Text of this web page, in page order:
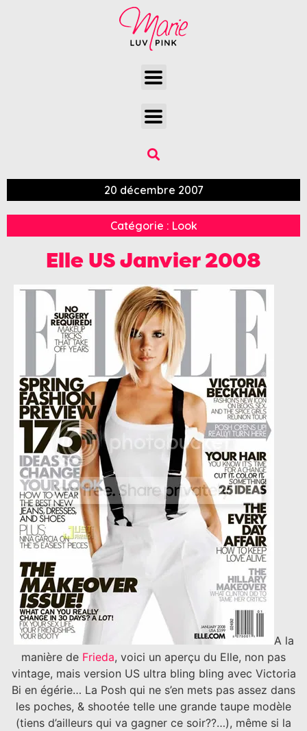
20 décembre 2007
Catégorie : Look
Elle US Janvier 2008
A la
manière de Frieda, voici un aperçu du Elle, non pas
vintage, mais version US ultra bling bling avec Victoria
Bi en égérie… La Posh qui ne s’en mets pas assez dans
les poches, & shootée telle une grande taupe modèle
(tiens d’ailleurs qui va gagner ce soir??…), même si la